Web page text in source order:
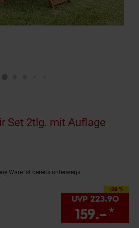
Set 2tlg. mit Auflage
Ware ist bereits unterwegs
-28 %
Sie Sparen 28 Prozent,
UVP 223.90
159.–*